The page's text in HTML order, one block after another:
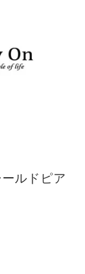
ールドピア